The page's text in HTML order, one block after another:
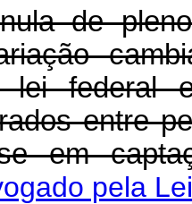
de
lei federal
entre
em
pela